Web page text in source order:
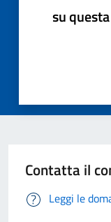
su
Contatta il
Leggi le